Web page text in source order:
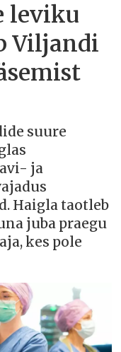
leviku
Viljandi
suure
ja
Haigla taotleb
juba praegu
kes pole